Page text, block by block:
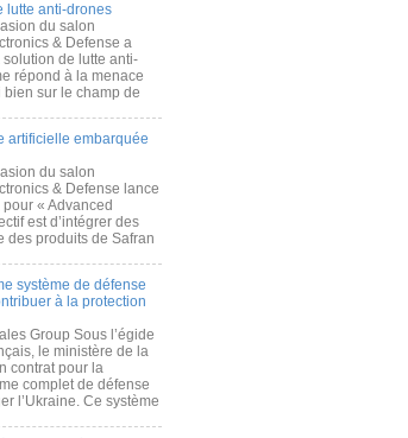
lutte anti-drones
du salon
& Defense a
de lutte anti-
répond à la menace
sur le champ de
artificielle embarquée
du salon
& Defense lance
« Advanced
est d’intégrer des
des produits de Safran
système de défense
à la protection
Group Sous l’égide
le ministère de la
contrat pour la
complet de défense
l’Ukraine. Ce système